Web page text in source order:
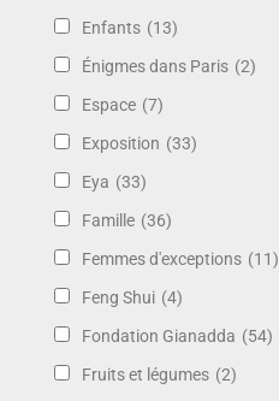
Enfants (13)
Énigmes dans Paris (2)
Espace (7)
Exposition (33)
Eya (33)
Famille (36)
Femmes d'exceptions (11)
Feng Shui (4)
Fondation Gianadda (54)
Fruits et légumes (2)